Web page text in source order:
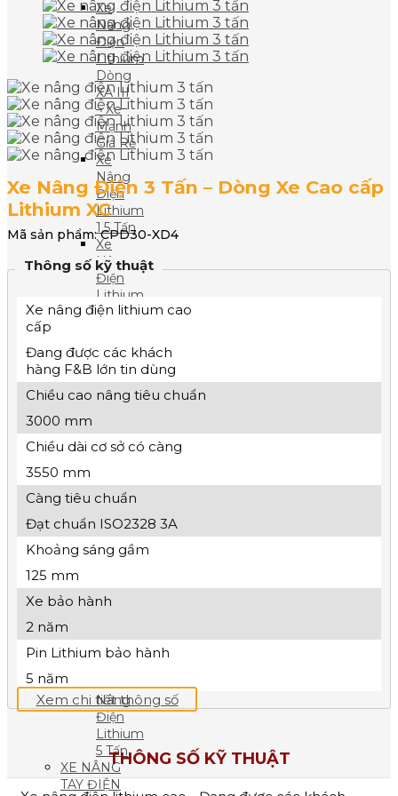
Xe
Nâng
Điện
Lithium
Dòng
XA III
– Xe
Mạnh
Giá Rẻ
Xe
Nâng
Điện
Lithium
1.5 Tấn
Xe
Nâng
Điện
Lithium
2 Tấn
Nâng
Điện
Lithium
2.5 Tấn
Nâng
Điện
Xe
Điện
Lithium
Nâng
3.8
Xe
Nâng
Điện
Lithium
5 Tấn
XE NÂNG
TAY ĐIỆN
Xe Nâng Điện 3 Tấn – Dòng Xe Cao cấp
Lithium XC
Mã sản phẩm: CPD30-XD4
Thông số kỹ thuật
Xe nâng điện lithium cao
cấp
Đang được các khách
hàng F&B lớn tin dùng
Chiều cao nâng tiêu chuẩn
3000 mm
Chiều dài cơ sở có càng
3550 mm
Càng tiêu chuẩn
Đạt chuẩn ISO2328 3A
Khoảng sáng gầm
125 mm
Xe bảo hành
2 năm
Pin Lithium bảo hành
5 năm
Xem chi tiết thông số
THÔNG SỐ KỸ THUẬT